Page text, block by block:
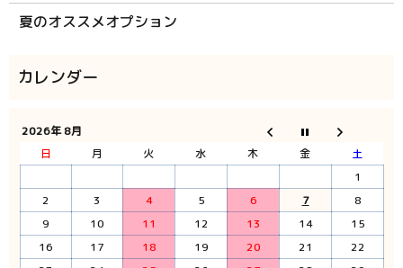
夏のオススメオプション
2026年 8月
日
月 火 水 木 金
土
1
2
3 4 5 6 7
8
9
10 11 12 13 14
15
16
17 18 19 20 21
22